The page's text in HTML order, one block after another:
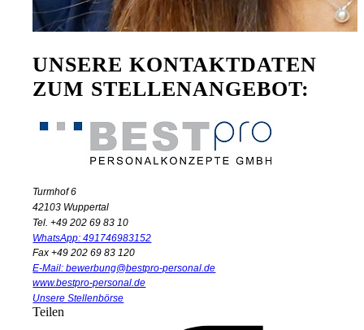
UNSERE KONTAKTDATEN
ZUM STELLENANGEBOT:
Turmhof 6
42103 Wuppertal
Tel. +49 202 69 83 10
WhatsApp: 491746983152
Fax +49 202 69 83 120
E-Mail: bewerbung@bestpro-personal.de
www.bestpro-personal.de
Unsere Stellenbörse
Teilen